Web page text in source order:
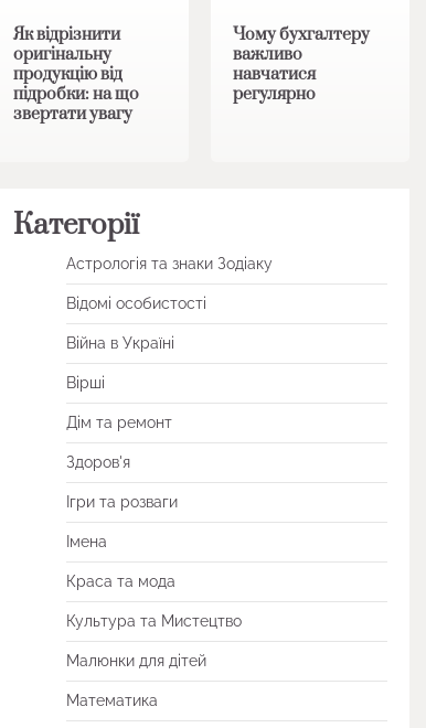
Як відрізнити
оригінальну
продукцію від
підробки: на що
звертати увагу
Чому бухгалтеру
важливо
навчатися
регулярно
Категорії
Астрологія та знаки Зодіаку
Відомі особистості
Війна в Україні
Вірші
Дім та ремонт
Здоров'я
Ігри та розваги
Імена
Краса та мода
Культура та Мистецтво
Малюнки для дітей
Математика